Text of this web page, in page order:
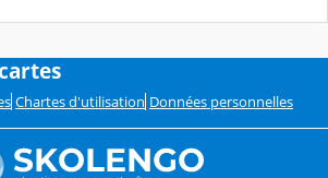
Chartes d'utilisation Données personnelles